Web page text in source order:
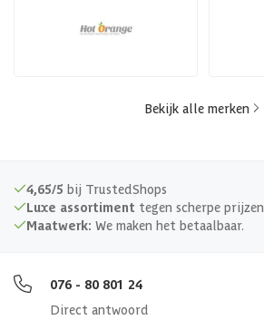
Bekijk alle merken
4,65/5 bij TrustedShops
Luxe assortiment tegen scherpe prijzen
Maatwerk: We maken het betaalbaar.
076 - 80 801 24
Direct antwoord